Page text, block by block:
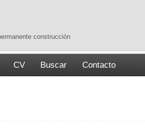
construcción
CV Buscar Contacto